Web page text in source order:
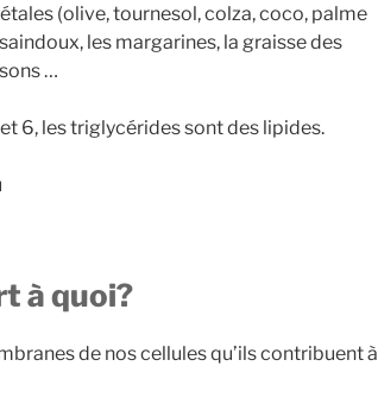
(olive, tournesol, colza, coco, palme
les margarines, la graisse des
…
6, les triglycérides sont des lipides.
à quoi?
de nos cellules qu’ils contribuent à